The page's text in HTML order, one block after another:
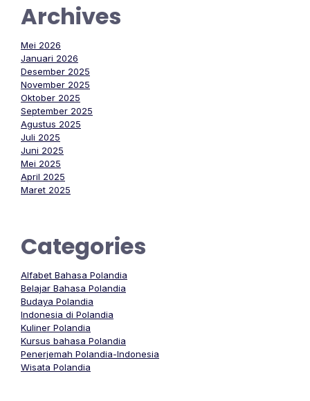
Archives
Mei 2026
Januari 2026
Desember 2025
November 2025
Oktober 2025
September 2025
Agustus 2025
Juli 2025
Juni 2025
Mei 2025
April 2025
Maret 2025
Categories
Alfabet Bahasa Polandia
Belajar Bahasa Polandia
Budaya Polandia
Indonesia di Polandia
Kuliner Polandia
Kursus bahasa Polandia
Penerjemah Polandia-Indonesia
Wisata Polandia